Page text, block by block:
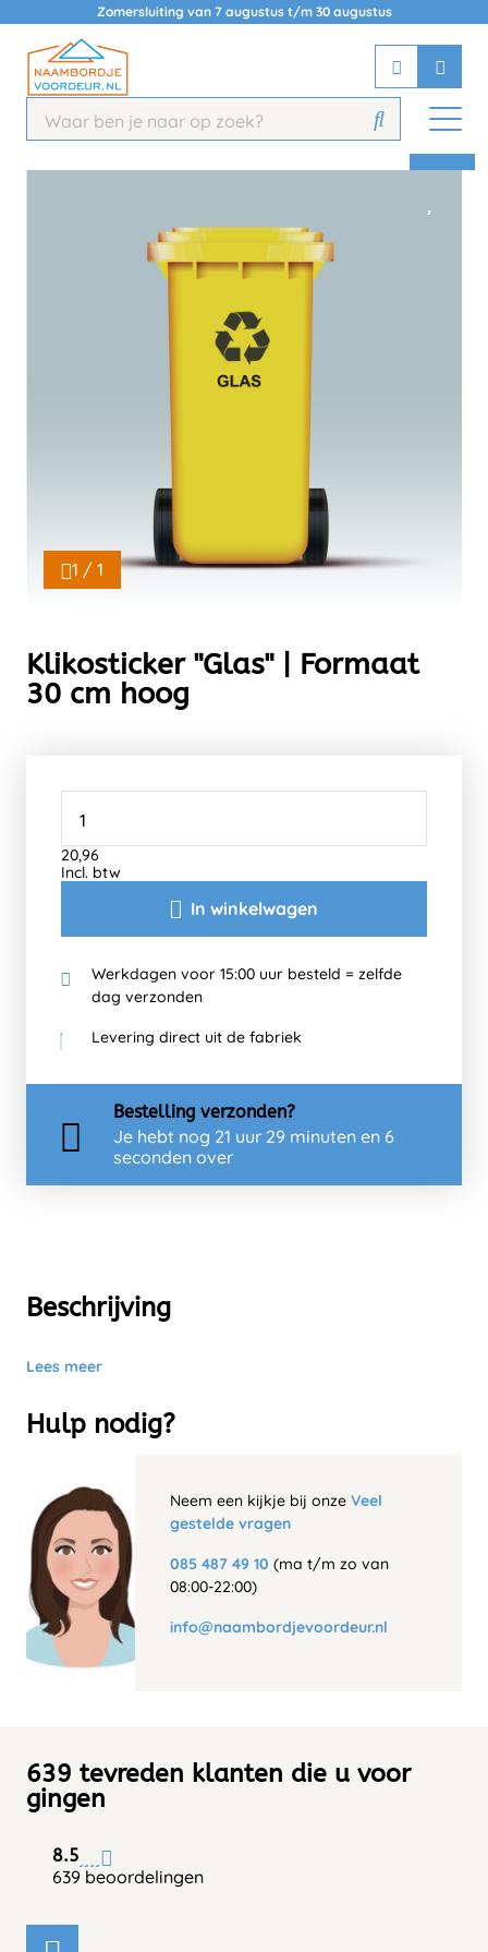
Zomersluiting van 7 augustus t/m 30 augustus
Chat 24/7 met onze chatbot voor
Contact
Beschrijving
Lees meer
Hulp nodig?
Neem een kijkje bij onze Veel
gestelde vragen
085 487 49 10 (ma t/m zo van
08:00-22:00)
info@naambordjevoordeur.nl
1 / 1
Klikosticker "Glas" | Formaat
30 cm hoog
In winkelwagen
20,96
Incl. btw
Werkdagen voor 15:00 uur besteld = zelfde
dag verzonden
Levering direct uit de fabriek
Bestelling verzonden?
Je hebt nog 21 uur 29 minuten en 6
seconden over
639 tevreden klanten die u voor
gingen
8.5
639 beoordelingen